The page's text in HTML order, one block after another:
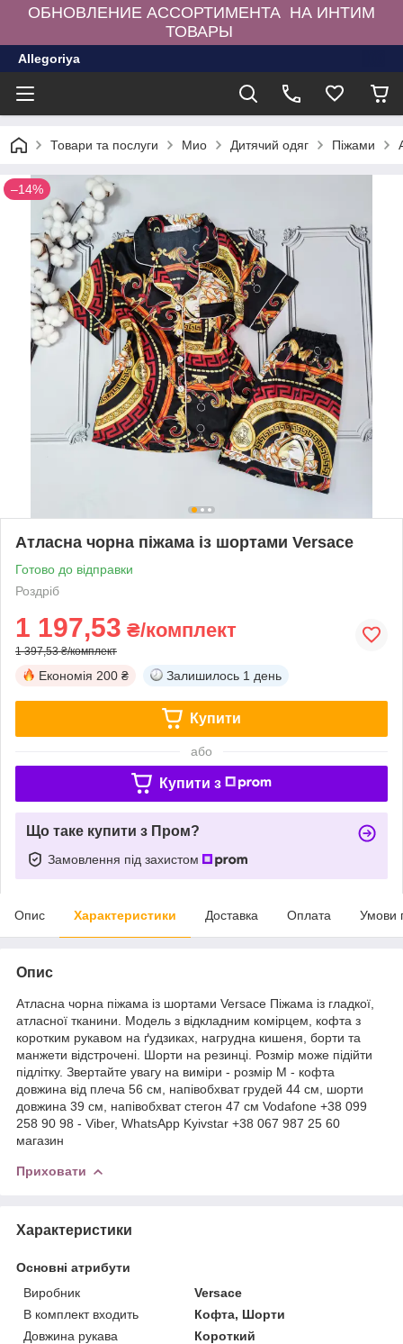
ОБНОВЛЕНИЕ АССОРТИМЕНТА НА ИНТИМ
ТОВАРЫ
Allegoriya
Товари та послуги Мио Дитячий одяг Піжами
–14%
Атласна чорна піжама із шортами Versace
Готово до відправки
Роздріб
1 197,53 ₴/комплект
1 397,53 ₴/комплект
Економія 200 ₴ Залишилось 1 день
Купити
або
Купити з
Що таке купити з Пром?
Замовлення під захистом
Опис Характеристики Доставка Оплата Умови
Опис
Атласна чорна піжама із шортами Versace Піжама із гладкої,
атласної тканини. Модель з відкладним комірцем, кофта з
коротким рукавом на ґудзиках, нагрудна кишеня, борти та
манжети відстрочені. Шорти на резинці. Розмір може підійти
підлітку. Звертайте увагу на виміри - розмір М - кофта
довжина від плеча 56 см, напівобхват грудей 44 см, шорти
довжина 39 см, напівобхват стегон 47 см Vodafone +38 099
258 90 98 - Viber, WhatsApp Kyivstar +38 067 987 25 60
магазин
Приховати
Характеристики
Основні атрибути
Виробник
Versace
В комплект входить
Кофта, Шорти
Довжина рукава
Короткий